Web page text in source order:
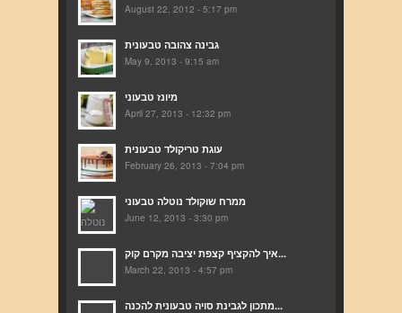
August 22, 2012 - 5:17 pm
גבינה צהובה טבעונית
May 9, 2013 - 9:15 am
מיונז טבעוני
April 27, 2013 - 12:32 pm
עוגת טריקולד טבעונית
February 26, 2013 - 7:04 pm
ממרח שוקולד נוטלה טבעוני
June 12, 2013 - 3:30 pm
איך להקציף קצפת יציבה מקרם קוק...
March 22, 2013 - 4:57 pm
מתכון לגבינת סויה טבעונית להכנה...